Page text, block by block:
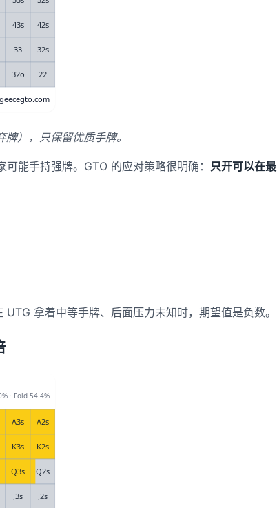
），只保留优质手牌。
能手持强牌。GTO 的应对策略很明确： 只开可以在最
拿着中等手牌、后面压力未知时，期望值是负数。